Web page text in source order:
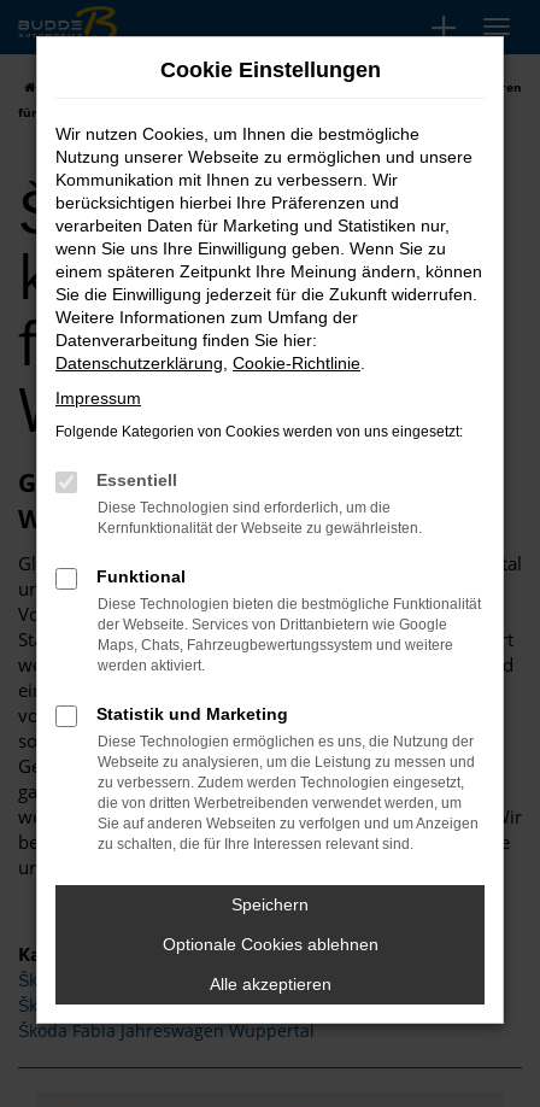
Zum
Hauptinhalt
springen
Škoda Fabia kaufen, leasen, finanzieren
für Wuppertal
Škoda Fabia
kaufen, leasen,
finanzieren für
Wuppertal
Glückwunsch zum Škoda Fabia in
Wuppertal
Glückwunsch: der Škoda Fabia passt perfekt nach Wuppertal
und ist ganz sicher das passende Fahrzeug für Sie. Der
Vorteil dieses Modells besteht darin, dass sowohl der
Stadtverkehr als auch längere Strecken souverän gemeistert
werden. Hinzu kommt eine herausragende Ausstattung und
eine enorme Effizienz hinsichtlich der Motorisierung. Wir
von Budde Automobile bieten Ihnen den Škoda Fabia
sowohl als Neuwagen als auch als EU-Import sowie als
Gebraucht- oder Jahreswagen. Entsprechend haben Sie die
ganz große Auswahl und entscheiden komplett selbst, mit
welchem Modell Sie fortan in Wuppertal unterwegs sind. Wir
beraten Sie gerne und stehen Ihnen für all Ihre Fragen Rede
und Antwort.
Kategorie
Škoda Fabia Tageszulassung Wuppertal
Škoda Fabia Gebrauchtwagen Wuppertal
Škoda Fabia Jahreswagen Wuppertal
Cookie Einstellungen
Wir nutzen Cookies, um Ihnen die bestmögliche
Nutzung unserer Webseite zu ermöglichen und unsere
Kommunikation mit Ihnen zu verbessern. Wir
berücksichtigen hierbei Ihre Präferenzen und
verarbeiten Daten für Marketing und Statistiken nur,
wenn Sie uns Ihre Einwilligung geben. Wenn Sie zu
einem späteren Zeitpunkt Ihre Meinung ändern, können
Sie die Einwilligung jederzeit für die Zukunft widerrufen.
Weitere Informationen zum Umfang der
Datenverarbeitung finden Sie hier:
Datenschutzerklärung Cookie-Richtlinie
Impressum
Folgende Kategorien von Cookies werden von uns eingesetzt:
Essentiell
Diese Technologien sind erforderlich, um die
Kernfunktionalität der Webseite zu gewährleisten.
Funktional
Diese Technologien bieten die bestmögliche Funktionalität
der Webseite. Services von Drittanbietern wie Google
Maps, Chats, Fahrzeugbewertungssystem und weitere
werden aktiviert.
Statistik und Marketing
Diese Technologien ermöglichen es uns, die Nutzung der
Webseite zu analysieren, um die Leistung zu messen und
zu verbessern. Zudem werden Technologien eingesetzt,
die von dritten Werbetreibenden verwendet werden, um
Sie auf anderen Webseiten zu verfolgen und um Anzeigen
zu schalten, die für Ihre Interessen relevant sind.
Speichern
Optionale Cookies ablehnen
Alle akzeptieren